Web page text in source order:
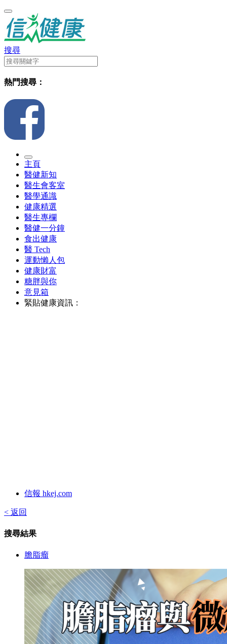
搜尋
熱門搜尋：
主頁
醫健新知
醫生會客室
醫學通識
健康精選
醫生專欄
醫健一分鐘
食出健康
醫 Tech
運動懶人包
健康財富
糖胖與你
意見箱
緊貼健康資訊：
信報 hkej.com
< 返回
搜尋結果
膽脂瘤